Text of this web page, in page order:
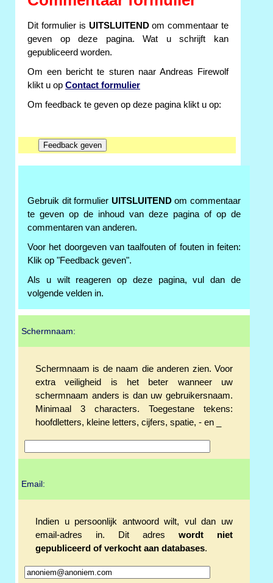
Dit formulier is UITSLUITENDom commentaar te
geven op deze pagina. Wat u schrijft kan
gepubliceerd worden.
Om een bericht te sturen naar Andreas Firewolf
klikt u op Contact formulier
Om feedback te geven op deze pagina klikt u op:
Gebruik dit formulier UITSLUITENDom commentaar
te geven op de inhoud van deze pagina of op de
commentaren van anderen.
Voor het doorgeven van taalfouten of fouten in feiten:
Klik op "Feedback geven".
Als u wilt reageren op deze pagina, vul dan de
volgende velden in.
Schermnaam:
Schermnaam is de naam die anderen zien. Voor
extra veiligheid is het beter wanneer uw
schermnaam anders is dan uw gebruikersnaam.
Minimaal 3 characters. Toegestane tekens:
hoofdletters, kleine letters, cijfers, spatie, - en _
Email:
Indien u persoonlijk antwoord wilt, vul dan uw
email-adres in. Dit adres wordt niet
gepubliceerd of verkocht aan databases.